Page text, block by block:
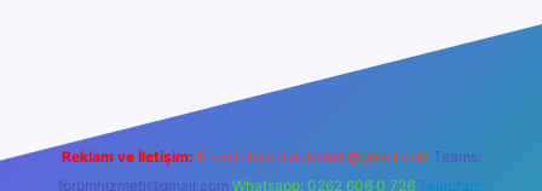
Reklam ve İletişim: E-mail: backlinkpaneli@gmail.com Teams:
forumhizmeti@gmail.com Whatsapp: 0262 606 0 726 Telegram: